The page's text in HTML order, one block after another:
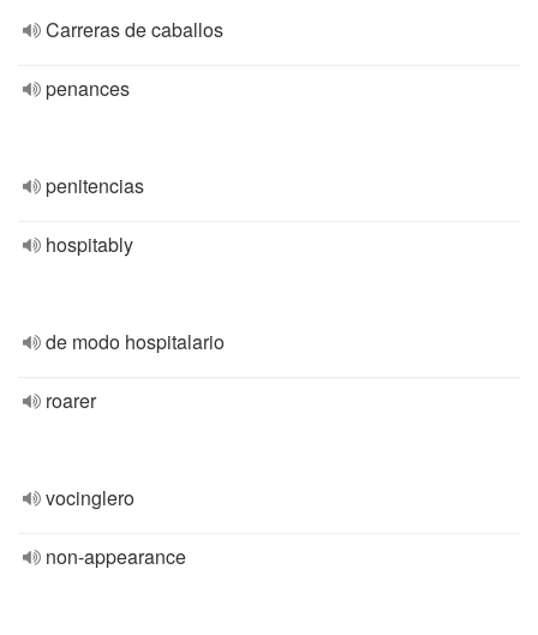
Carreras de caballos
penances
penitencias
hospitably
de modo hospitalario
roarer
vocinglero
non-appearance